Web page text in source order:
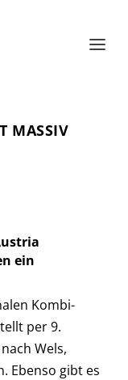
MASSIV
ein
Kombi-
per 9.
Wels,
Ebenso gibt es